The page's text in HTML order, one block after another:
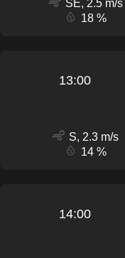
SE, 2.5 m/s
18 %
13:00
S, 2.3 m/s
14 %
14:00